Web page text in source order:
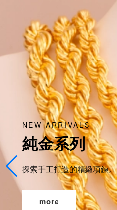
NEW ARRIVALS
純金系列
探索手工打造的精緻項鍊。
more